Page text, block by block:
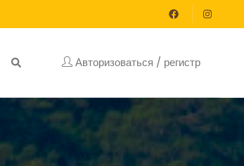
Авторизоваться / регистр